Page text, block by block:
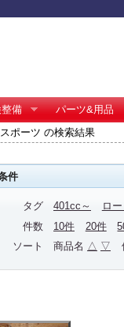
備
パーツ&用品
ポーツ の検索結果
件
タグ 401cc～
ロ
件数
10件 20件
ソート
商品名 △ ▽